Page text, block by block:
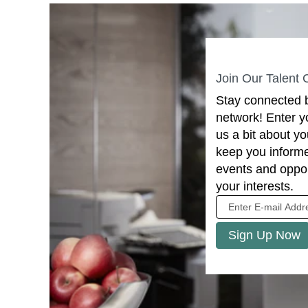
Join Our Talent
Stay connected
network! Enter
us a bit about
keep you
events and
your interests.